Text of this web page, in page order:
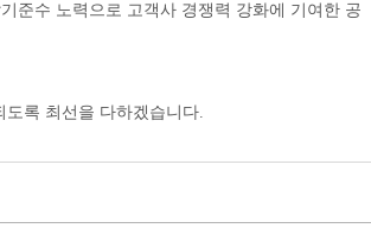
준수 노력으로 고객사 경쟁력 강화에 기여한 공
록 최선을 다하겠습니다.